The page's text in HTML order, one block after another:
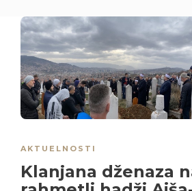
AKTUELNOSTI
Klanjana dženaza